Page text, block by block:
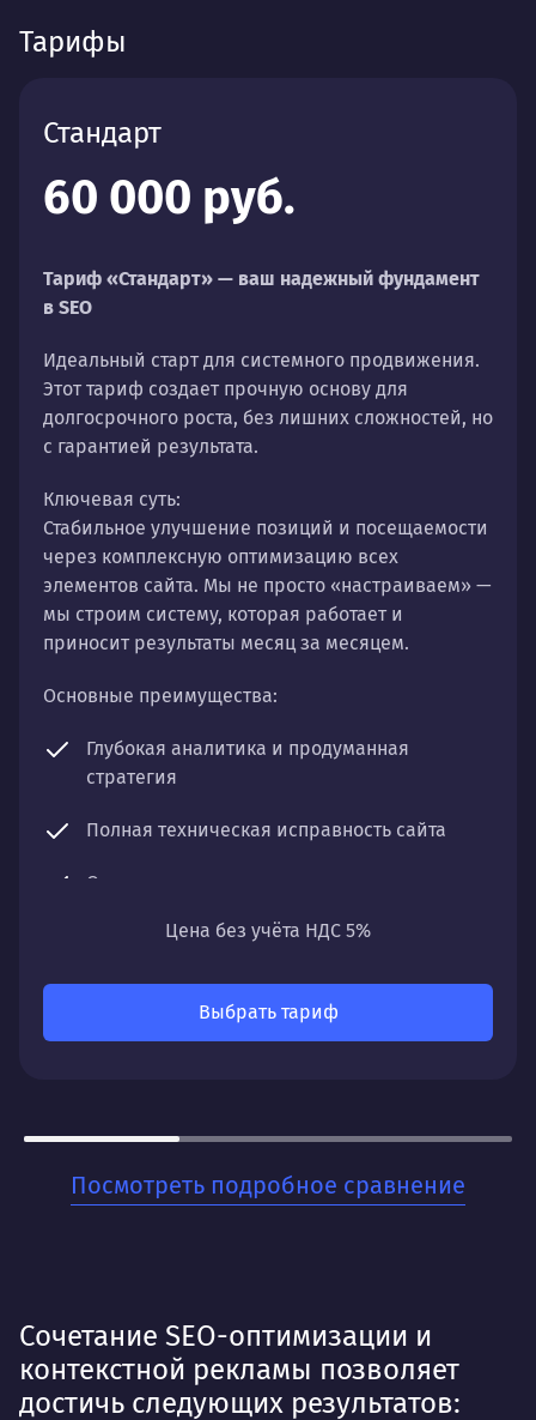
Тарифы
Стандарт
60 000 руб.
Тариф «Стандарт» — ваш надежный фундамент
в SEO
Идеальный старт для системного продвижения.
Этот тариф создает прочную основу для
долгосрочного роста, без лишних сложностей, но
с гарантией результата.
Ключевая суть:
Стабильное улучшение позиций и посещаемости
через комплексную оптимизацию всех
элементов сайта. Мы не просто «настраиваем» —
мы строим систему, которая работает и
приносит результаты месяц за месяцем.
Основные преимущества:
Глубокая аналитика и продуманная
стратегия
Полная техническая исправность сайта
Оптимизация контента и структуры
Регулярный мониторинг и чистка профиля
Что получите:
Постепенный, но уверенный рост органического
трафика, улучшение позиций по ключевым
Для бизнесов, которые ценят стабильность и
хотят заложить прочный фундамент для своего
Цена без учёта НДС 5%
Выбрать тариф
Посмотреть подробное сравнение
Сочетание SEO-оптимизации и
контекстной рекламы позволяет
достичь следующих результатов: